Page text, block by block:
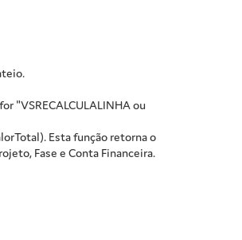
"VSRECALCULALINHA ou
Esta função retorna o
Fase e Conta Financeira.